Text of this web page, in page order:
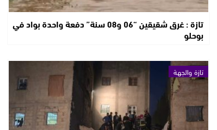
تازة : غرق شقيقين “06 و08 سنة” دفعة واحدة بواد في
بوحلو
تازة والجهة